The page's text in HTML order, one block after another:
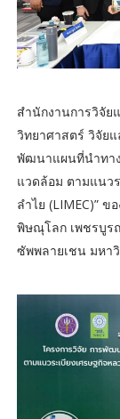
สำนักงานการวิจัย
วิทยาศาสตร์ วิจัย
พัฒนาแผนที่นำทา
แวดล้อม ตามแนว
ลำไย (LIMEC)”
พิษณุโลก เพชรบู
ซัพพลายเชน มหา